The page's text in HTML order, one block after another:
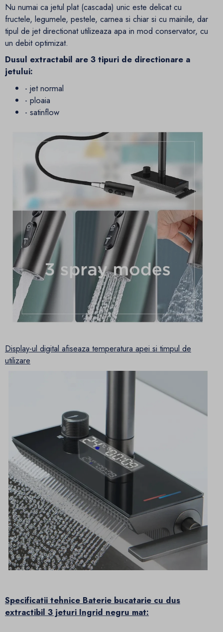
Nu numai ca jetul plat (cascada) unic este delicat cu
fructele, legumele, pestele, carnea si chiar si cu mainile, dar
tipul de jet directionat utilizeaza apa in mod conservator, cu
un debit optimizat.
Dusul extractabil are 3 tipuri de directionare a
jetului:
- jet normal
- ploaia
- satinflow
Display-ul digital afiseaza temperatura apei si timpul de
utilizare
Specificatii tehnice Baterie bucatarie cu dus
extractibil 3 jeturi Ingrid negru mat: